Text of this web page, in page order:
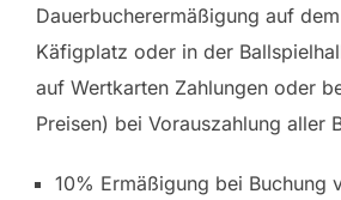
Dauerbucherermäßigung auf
Käfigplatz oder in der
auf Wertkarten Zahlungen oder
Preisen) bei Vorauszahlung aller
10% Ermäßigung bei Buchung